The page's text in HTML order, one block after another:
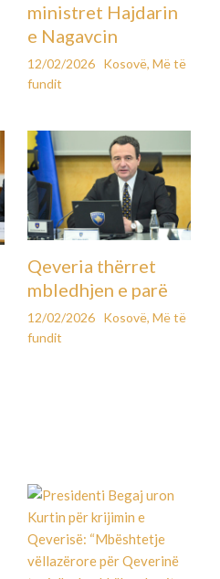
ministret Hajdarin
e Nagavcin
12/02/2026 Kosovë, Më të
fundit
Qeveria thërret
mbledhjen e parë
12/02/2026 Kosovë, Më të
fundit